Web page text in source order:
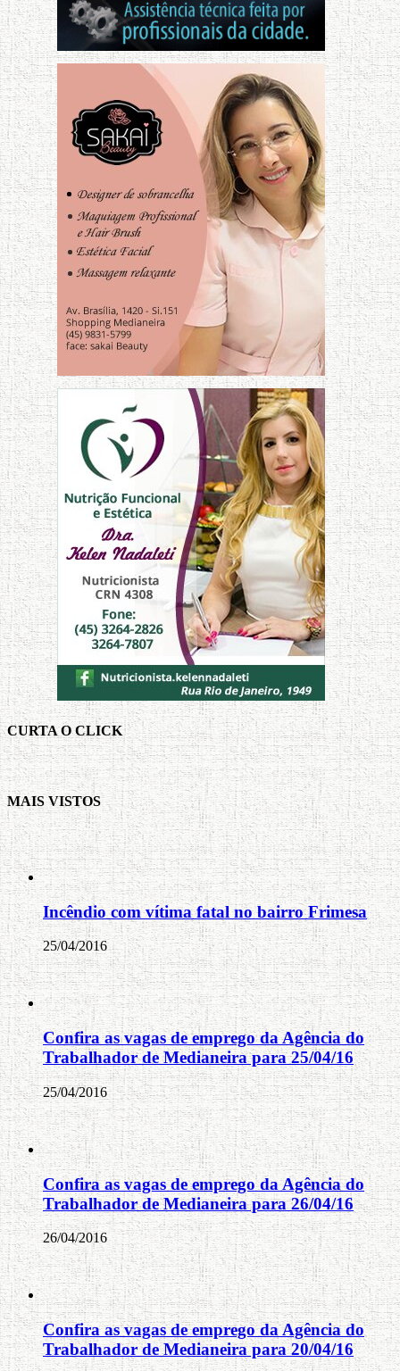
CURTA O CLICK
MAIS VISTOS
Incêndio com vítima fatal no bairro Frimesa
25/04/2016
Confira as vagas de emprego da Agência do
Trabalhador de Medianeira para 25/04/16
25/04/2016
Confira as vagas de emprego da Agência do
Trabalhador de Medianeira para 26/04/16
26/04/2016
Confira as vagas de emprego da Agência do
Trabalhador de Medianeira para 20/04/16